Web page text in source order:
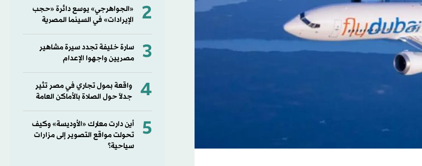
2
«الجواهرجي» يوسع دائرة «حجب
الإيرادات» في السينما المصرية
3
سارة خليفة تجدد سيرة مشاهير
مصريين واجهوا الإعدام
4
واقعة بمول تجاري في مصر تثير
جدلاً حول الصلاة بالأماكن العامة
5
أين دارت معارك «الأوديسة» وكيف
تحولت مواقع التصوير إلى مزارات
سياحية؟